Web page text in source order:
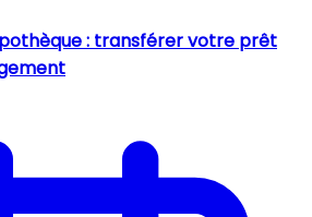
: transférer votre prêt